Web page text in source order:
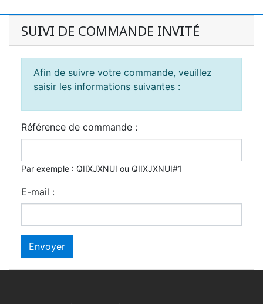
SUIVI DE COMMANDE INVITÉ
Afin de suivre votre commande, veuillez
saisir les informations suivantes :
Référence de commande :
Par exemple : QIIXJXNUI ou QIIXJXNUI#1
E-mail :
Envoyer